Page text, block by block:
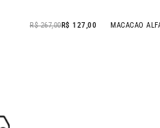
R$ 267,00R$ 127,00 MACACAO